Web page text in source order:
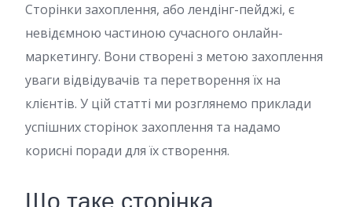
Сторінки захоплення, або лендінг-пейджі, є
невідємною частиною сучасного онлайн-
маркетингу. Вони створені з метою захоплення
уваги відвідувачів та перетворення їх на
клієнтів. У цій статті ми розглянемо приклади
успішних сторінок захоплення та надамо
корисні поради для їх створення.